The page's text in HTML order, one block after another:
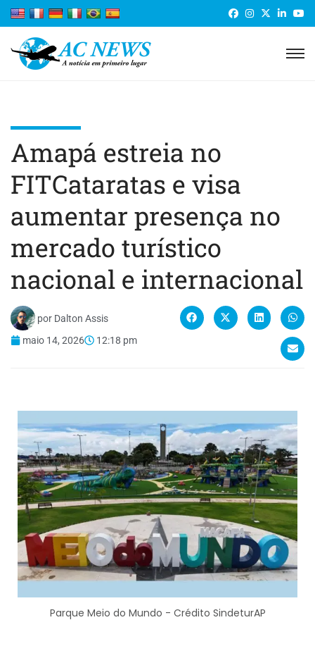
Amapá estreia no
FITCataratas e visa
aumentar presença no
mercado turístico
nacional e internacional
por Dalton Assis
maio 14, 2026
12:18 pm
Parque Meio do Mundo - Crédito SindeturAP